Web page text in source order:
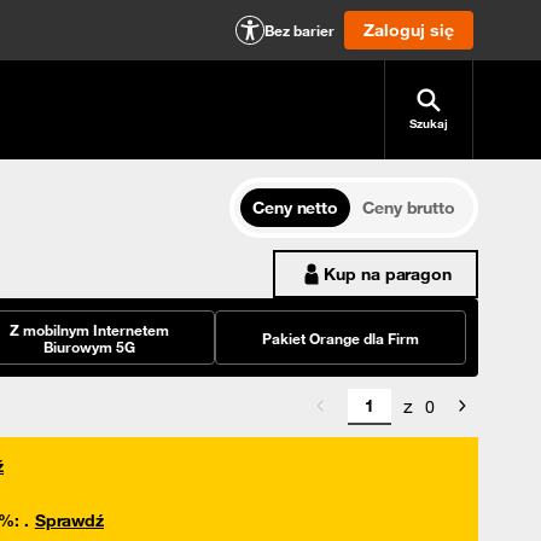
Bez barier Zaloguj się
Szukaj
Ceny netto
Ceny brutto
Kup na paragon
Z mobilnym Internetem
Biurowym 5G
Pakiet Orange dla Firm
z 0
: . Sprawdź